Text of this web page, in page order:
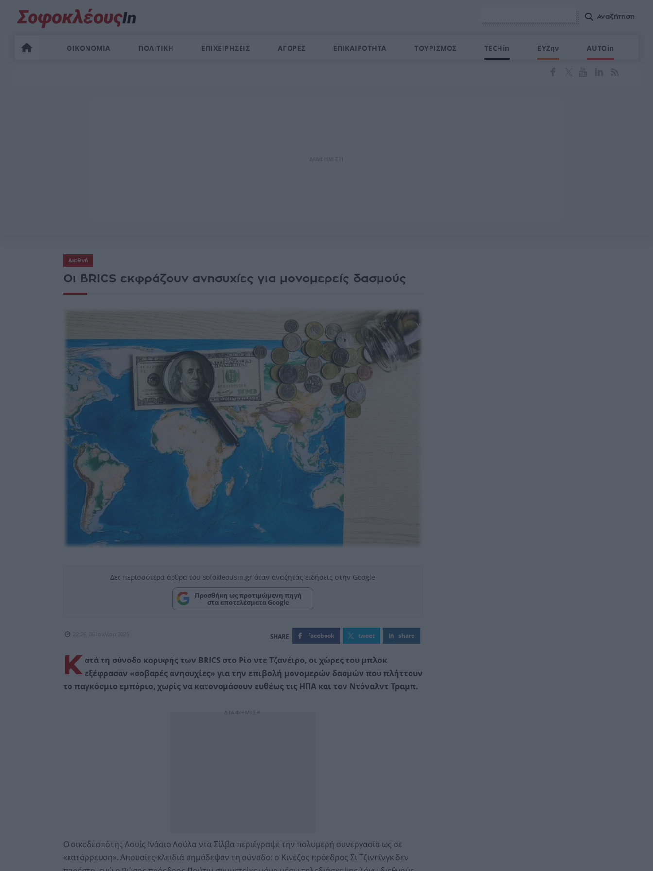
ΟΙΚΟΝΟΜΙΑ ΠΟΛΙΤΙΚΗ ΕΠΙΧΕΙΡΗΣΕΙΣ ΑΓΟΡΕΣ ΕΠΙΚΑΙΡΟΤΗΤΑ ΤΟΥΡΙΣΜΟΣ TECHin ΕΥΖην AUTOin
Διεθνή
Οι BRICS εκφράζουν ανησυχίες για μονομερείς δασμούς
Δες περισσότερα άρθρα του sofokleousin.gr όταν αναζητάς ειδήσεις στην Google
Προσθήκη ως προτιμώμενη πηγή
στα αποτελέσματα Google
22:26, 06 Ιουλίου 2025 facebook tweet share
Κ ατά τη σύνοδο κορυφής των BRICS στο Ρίο ντε Τζανέιρο, οι χώρες του μπλοκ
εξέφρασαν «σοβαρές ανησυχίες» για την επιβολή μονομερών δασμών που πλήττουν
το παγκόσμιο εμπόριο, χωρίς να κατονομάσουν ευθέως τις ΗΠΑ και τον Ντόναλντ Τραμπ.
Ο οικοδεσπότης Λουίς Ινάσιο Λούλα ντα Σίλβα περιέγραψε την πολυμερή συνεργασία ως σε
«κατάρρευση». Απουσίες-κλειδιά σημάδεψαν τη σύνοδο: ο Κινέζος πρόεδρος Σι Τζινπίνγκ δεν